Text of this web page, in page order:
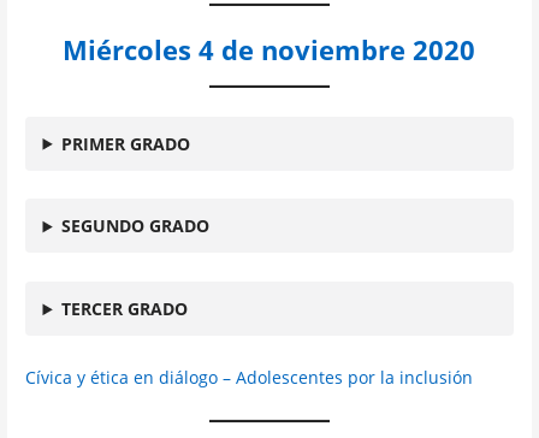
Miércoles 4 de noviembre 2020
PRIMER GRADO
SEGUNDO GRADO
TERCER GRADO
Cívica y ética en diálogo – Adolescentes por la inclusión